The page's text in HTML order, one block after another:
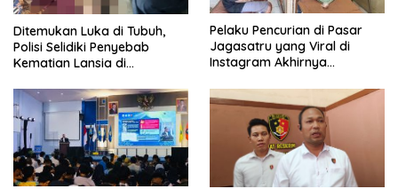
Ditemukan Luka di Tubuh,
Polisi Selidiki Penyebab
Kematian Lansia di
Pelaku Pencurian di Pasar
Jagasatru yang Viral di
Instagram Akhirnya